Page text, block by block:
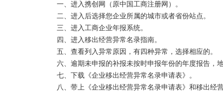
一、进入携创网（原中国工商注册网）。
二、进入后选择您企业所属的城市或者省份站点。
三、进入工商企业年报系统。
四、进入移出经营异常名录指南。
五、查看列入异常原因，有四种异常，选择相应的。
六、逾期未申报的补报未按时申报年份的年度报告，
七、下载《企业移出经营异常名录申请表》。
八、带上《企业移出经营异常名录申请表》和移出经